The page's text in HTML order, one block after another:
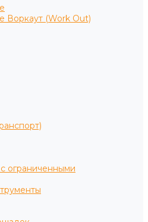
Воркаут (Work Out)
ограниченными